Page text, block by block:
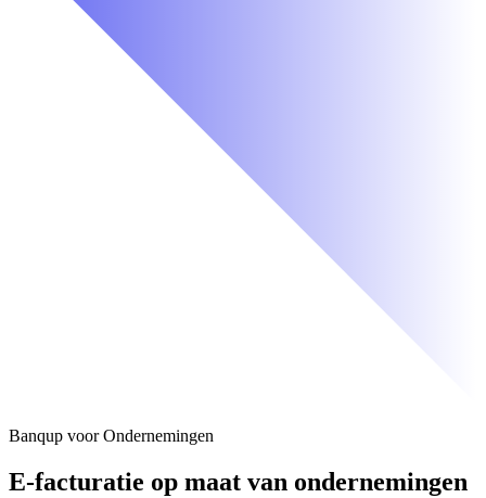
Banqup voor Ondernemingen
E-facturatie op maat van ondernemingen